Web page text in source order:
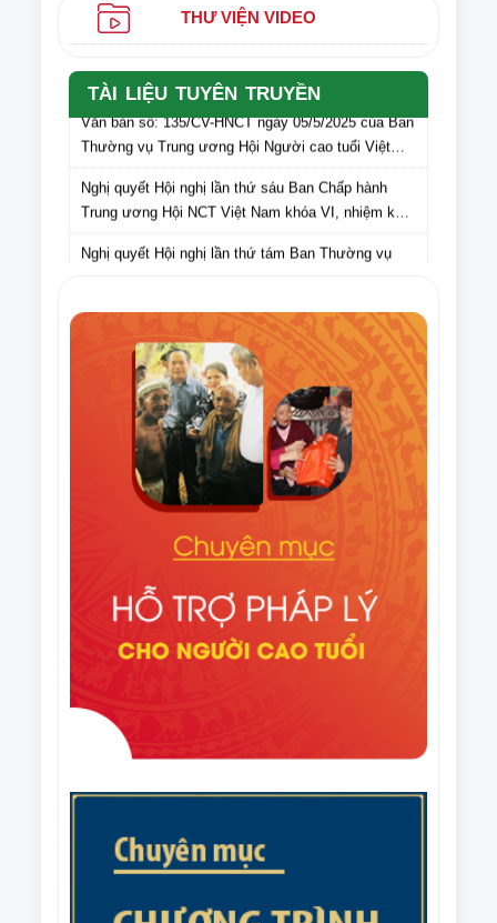
THƯ VIỆN VIDEO
TÀI LIỆU TUYÊN TRUYỀN
Văn bản số: 135/CV-HNCT ngày 05/5/2025 của Ban
Thường vụ Trung ương Hội Người cao tuổi Việt
Nam gửi Hội Người cao tuổi các tỉnh, thành phố lấy
ý kiến cán bộ, hội viên NCT các tỉnh, thành phố đối
với dự thảo Văn kiện Đại hội Hội Người cao tuổi
Việt Nam lần thứ VII, nhiệm kỳ 2026-2031
Trung ương Hội NCT Việt Nam khóa VI, nhiệm kỳ
2021 – 2026
Trung ương Hội NCT Việt Nam khóa VI, nhiệm kỳ
Thường vụ Trung ương Hội NCT Việt Nam về việc
tuyên truyền Ngày Quốc tế NCT (1/10) và Tháng
hành động vì NCT Việt Nam năm 2025
Điều lệ Giải Cờ tướng trung cao tuổi quốc gia lần
thứ XI năm 2025
Văn bản số 296/HNCT-VP ngày 14/8/2025 của Ban
Thường vụ Trung ương Hội NCT Việt Nam về việc
người cao tuổi chung tay ủng hộ nhân dân Cuba
Văn bản số 226/CV-HNCT ngày 06/8/2025 của Ban
lập kế hoạch thực hiện Đề án nhân rộng câu lạc bộ
Quyết định số 1648/QĐ-TTg ngày 06/8/2025 của
Thủ tướng Chính phủ Phê duyệt Đề án nhân rộng
câu lạc bộ liên thế hệ tự giúp nhau đến năm 2035
Văn bản số 215/CV-HNCT/BCS ngày 31/7/2025 của
Ban Thường vụ Trung ương Hội NCT Việt Nam về
Thường vụ Trung ương Hội NCT Việt Nam về các
nhiệm vụ trọng tâm năm 2026